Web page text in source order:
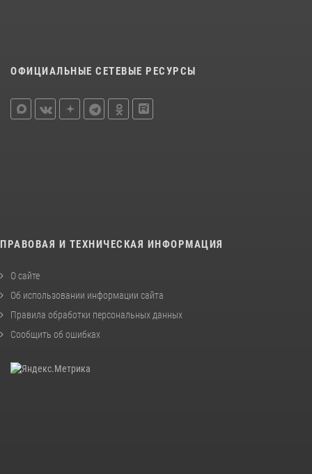
ОФИЦИАЛЬНЫЕ СЕТЕВЫЕ РЕСУРСЫ
ПРАВОВАЯ И ТЕХНИЧЕСКАЯ ИНФОРМАЦИЯ
О сайте
Об использовании информации сайта
Правила обработки персональных данных
Сообщить об ошибках